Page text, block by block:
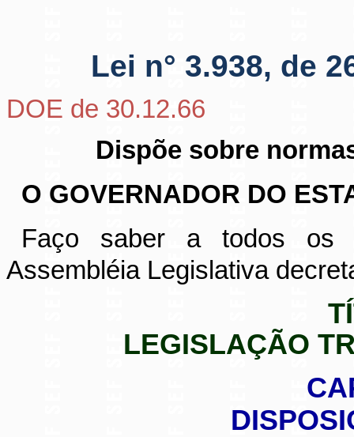
Lei n° 3.938, de
DOE de 30.12.66
Dispõe sobre
O GOVERNADOR DO
Faço saber a todos os
Assembléia Legislativa
LEGISLAÇÃO